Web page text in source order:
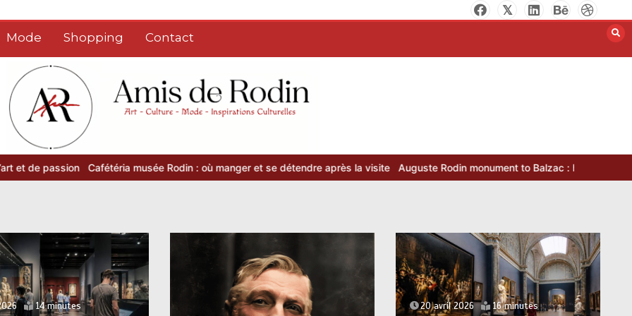
Mode Shopping Contact
Cafétéria musée Rodin : où manger et se détendre après la visite Auguste Rodin monument to Balzac : histoire et analyse de l’œuvre
14 minutes 20 avril 2026 16 minutes